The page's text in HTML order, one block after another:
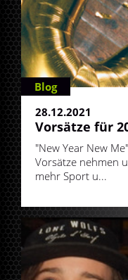
Blog
28.12.2021
Vorsätze für
"New Year New
Vorsätze nehmen
mehr Sport u...